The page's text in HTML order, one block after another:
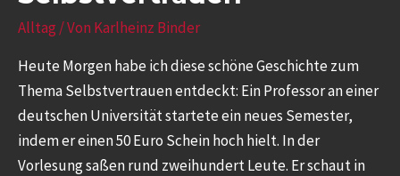
Alltag / Von Karlheinz Binder
Heute Morgen habe ich diese schöne Geschichte zum
Thema Selbstvertrauen entdeckt: Ein Professor an einer
deutschen Universität startete ein neues Semester,
indem er einen 50 Euro Schein hoch hielt. In der
Vorlesung saßen rund zweihundert Leute. Er schaut in